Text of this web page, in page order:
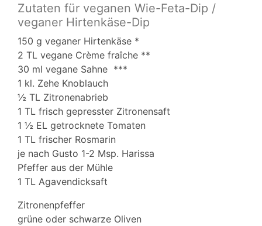
Zutaten für veganen Wie-Feta-Dip /
veganer Hirtenkäse-Dip
150 g veganer Hirtenkäse *
2 TL vegane Crème fraîche **
30 ml vegane Sahne ***
1 kl. Zehe Knoblauch
½ TL Zitronenabrieb
1 TL frisch gepresster Zitronensaft
1 ½ EL getrocknete Tomaten
1 TL frischer Rosmarin
je nach Gusto 1-2 Msp. Harissa
Pfeffer aus der Mühle
1 TL Agavendicksaft
Zitronenpfeffer
grüne oder schwarze Oliven